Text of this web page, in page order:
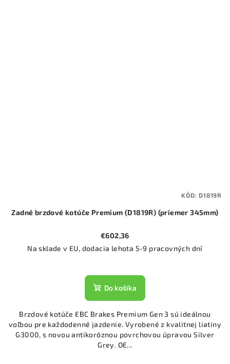
Zadné brzdové kotúče Premium (D1819R) (priemer 345mm)
€602,36
Na sklade v EU, dodacia lehota 5-9 pracovných dní
Do košíka
Brzdové kotúče EBC Brakes Premium Gen 3 sú ideálnou
voľbou pre každodenné jazdenie. Vyrobené z kvalitnej liatiny
G3000, s novou antikoróznou povrchovou úpravou Silver
Grey. OE...
KÓD:D1819R